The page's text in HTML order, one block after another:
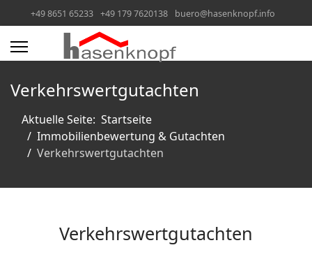
+49 8651 65233 +49 179 7620138 buero@hasenknopf.info
Verkehrswertgutachten
Aktuelle Seite: Startseite
Immobilienbewertung & Gutachten
Verkehrswertgutachten
Verkehrswertgutachten